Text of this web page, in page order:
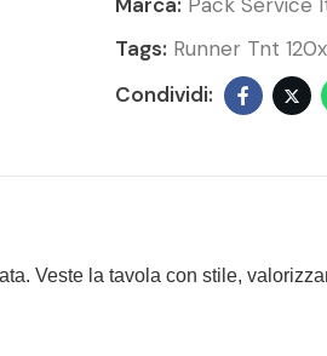
Tags: Runner Tnt
Veste la tavola con stile,